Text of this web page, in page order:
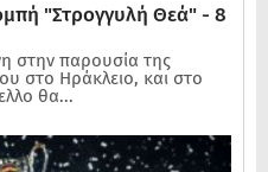
"Στρογγυλή Θεά" - 8
στην παρουσία της
στο Ηράκλειο, και στο
θα...